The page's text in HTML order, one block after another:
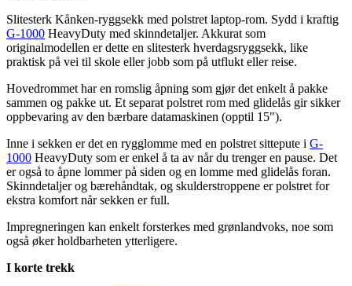
Slitesterk Kånken-ryggsekk med polstret laptop-rom. Sydd i kraftig
G-1000 HeavyDuty med skinndetaljer. Akkurat som
originalmodellen er dette en slitesterk hverdagsryggsekk, like
praktisk på vei til skole eller jobb som på utflukt eller reise.
Hovedrommet har en romslig åpning som gjør det enkelt å pakke
sammen og pakke ut. Et separat polstret rom med glidelås gir sikker
oppbevaring av den bærbare datamaskinen (opptil 15").
Inne i sekken er det en rygglomme med en polstret sittepute i G-
1000 HeavyDuty som er enkel å ta av når du trenger en pause. Det
er også to åpne lommer på siden og en lomme med glidelås foran.
Skinndetaljer og bærehåndtak, og skulderstroppene er polstret for
ekstra komfort når sekken er full.
Impregneringen kan enkelt forsterkes med grønlandvoks, noe som
også øker holdbarheten ytterligere.
I korte trekk